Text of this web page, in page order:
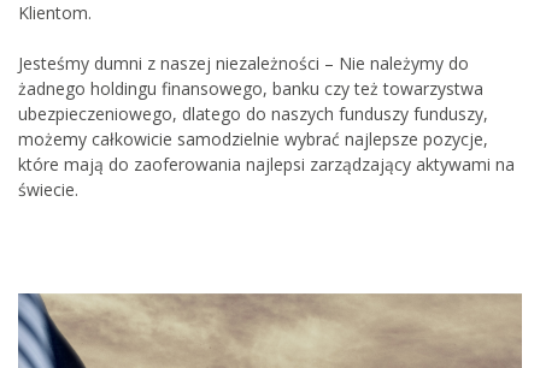
Klientom.
Jesteśmy dumni z naszej niezależności – Nie należymy do
żadnego holdingu finansowego, banku czy też towarzystwa
ubezpieczeniowego, dlatego do naszych funduszy funduszy,
możemy całkowicie samodzielnie wybrać najlepsze pozycje,
które mają do zaoferowania najlepsi zarządzający aktywami na
świecie.